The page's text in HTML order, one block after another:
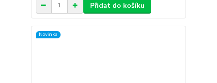
Přidat do košíku
Novinka